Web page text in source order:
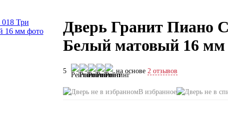
Дверь Гранит Пиано
Белый матовый 16 мм
5 на основе 2 отзывов
В избранное